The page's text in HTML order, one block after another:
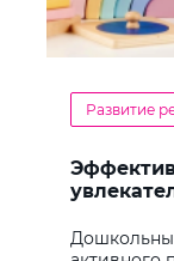
Развитие